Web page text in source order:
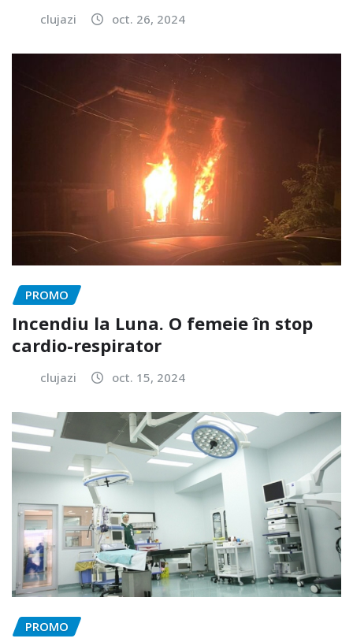
clujazi oct. 26, 2024
PROMO
Incendiu la Luna. O femeie în stop
cardio-respirator
clujazi oct. 15, 2024
PROMO